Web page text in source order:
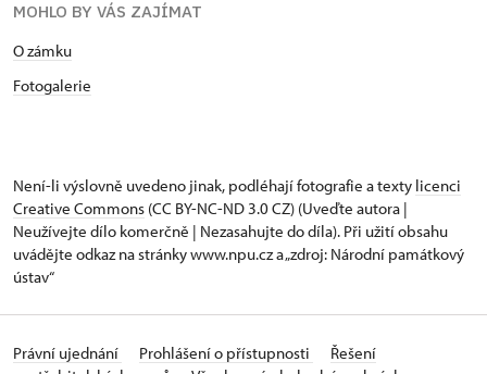
MOHLO BY VÁS ZAJÍMAT
O zámku
Fotogalerie
Není-li výslovně uvedeno jinak, podléhají fotografie a texty licenci
Creative Commons (CC BY-NC-ND 3.0 CZ) (Uveďte autora |
Neužívejte dílo komerčně | Nezasahujte do díla). Při užití obsahu
uvádějte odkaz na stránky www.npu.cz a „zdroj: Národní památkový
ústav“
Právní ujednání Prohlášení o přístupnosti
Řešení